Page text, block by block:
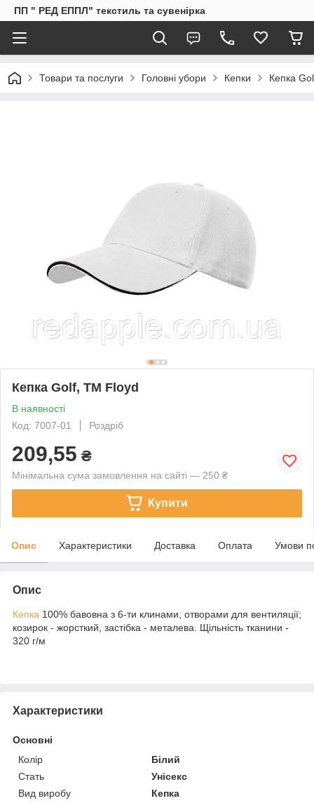
ПП " РЕД ЕППЛ" текстиль та сувенірка
Товари та послуги Головні убори Кепки Кепка
Кепка Golf, TM Floyd
В наявності
Код: 7007-01
Роздріб
209,55 ₴
Мінімальна сума замовлення на сайті — 250 ₴
Купити
Опис Характеристики Доставка Оплата Умови
Опис
Кепка 100% бавовна з 6-ти клинами, отворами для вентиляції;
козирок - жорсткий, застібка - металева. Щільність тканини -
320 г/м
Характеристики
Основні
Колір
Білий
Стать
Унісекс
Вид виробу
Кепка